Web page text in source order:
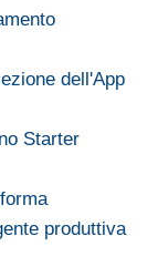
dell'App
Starter
produttiva